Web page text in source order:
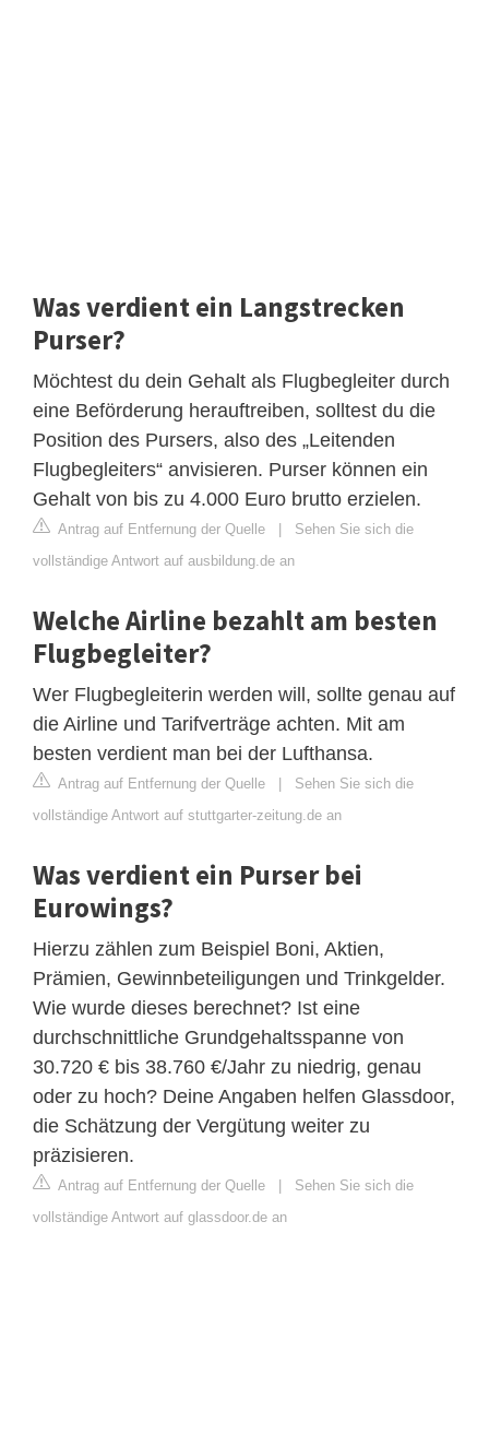
Was verdient ein Langstrecken
Purser?
Möchtest du dein Gehalt als Flugbegleiter durch
eine Beförderung herauftreiben, solltest du die
Position des Pursers, also des „Leitenden
Flugbegleiters“ anvisieren. Purser können ein
Gehalt von bis zu 4.000 Euro brutto erzielen.
Antrag auf Entfernung der Quelle | Sehen Sie sich die
vollständige Antwort auf ausbildung.de an
Welche Airline bezahlt am besten
Flugbegleiter?
Wer Flugbegleiterin werden will, sollte genau auf
die Airline und Tarifverträge achten. Mit am
besten verdient man bei der Lufthansa.
Antrag auf Entfernung der Quelle | Sehen Sie sich die
vollständige Antwort auf stuttgarter-zeitung.de an
Was verdient ein Purser bei
Eurowings?
Hierzu zählen zum Beispiel Boni, Aktien,
Prämien, Gewinnbeteiligungen und Trinkgelder.
Wie wurde dieses berechnet? Ist eine
durchschnittliche Grundgehaltsspanne von
30.720 € bis 38.760 €/Jahr zu niedrig, genau
oder zu hoch? Deine Angaben helfen Glassdoor,
die Schätzung der Vergütung weiter zu
präzisieren.
Antrag auf Entfernung der Quelle | Sehen Sie sich die
vollständige Antwort auf glassdoor.de an